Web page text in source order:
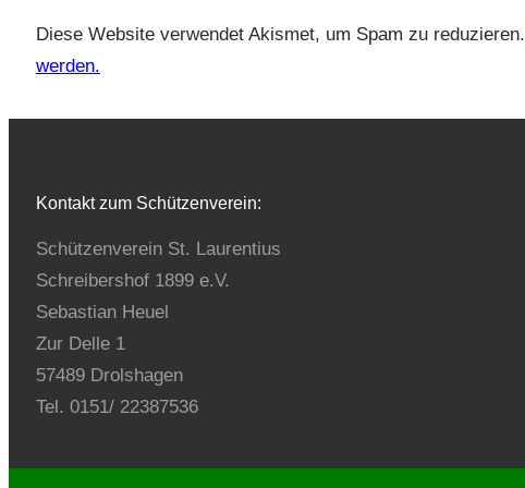
Diese Website verwendet Akismet, um Spam zu reduzieren.
werden.
Kontakt zum Schützenverein:
Schützenverein St. Laurentius
Schreibershof 1899 e.V.
Sebastian Heuel
Zur Delle 1
57489 Drolshagen
Tel. 0151/ 22387536